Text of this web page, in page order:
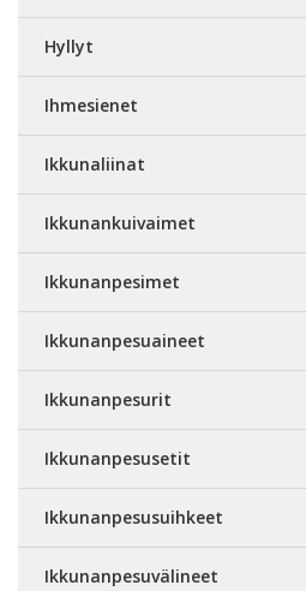
Hyllyt
Ihmesienet
Ikkunaliinat
Ikkunankuivaimet
Ikkunanpesimet
Ikkunanpesuaineet
Ikkunanpesurit
Ikkunanpesusetit
Ikkunanpesusuihkeet
Ikkunanpesuvälineet